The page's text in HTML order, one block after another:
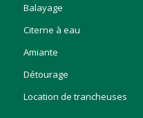
Balayage
Citerne à eau
Amiante
Détourage
Location de trancheuses